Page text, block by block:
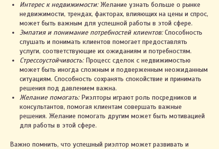
Интерес к недвижимости:Желание узнать больше о рынке
недвижимости, трендах, факторах, влияющих на цены и спрос,
может быть важным для успешной работы в этой сфере.
Эмпатия и понимание потребностей клиентов:Способность
слушать и понимать клиентов помогает предоставлять
услуги, соответствующие их ожиданиям и потребностям.
Стрессоустойчивость:Процесс сделок с недвижимостью
может быть иногда сложным и подверженным неожиданным
ситуациям. Способность сохранять спокойствие и принимать
решения под давлением важна.
Желание помогать: Риэлторы играют роль посредников и
консультантов, помогая клиентам совершать важные
решения. Желание помогать другим может быть мотивацией
для работы в этой сфере.
Важно помнить, что успешный риэлтор может развивать и